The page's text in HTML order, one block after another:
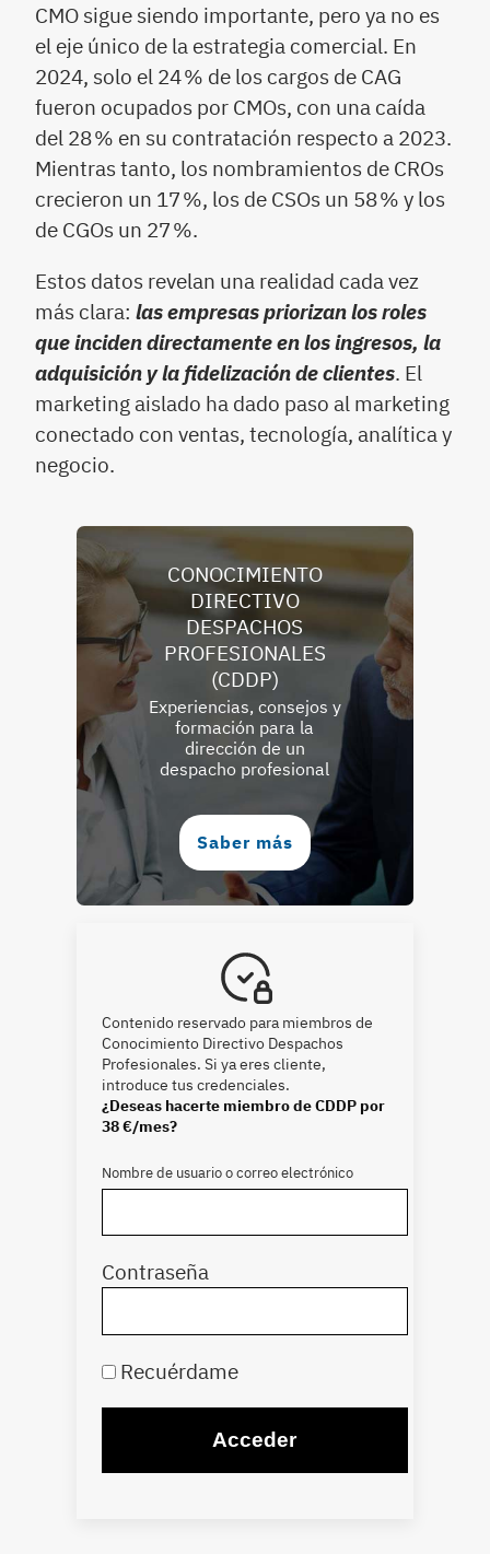
CMO sigue siendo importante, pero ya no es
el eje único de la estrategia comercial. En
2024, solo el 24 % de los cargos de CAG
fueron ocupados por CMOs, con una caída
del 28 % en su contratación respecto a 2023.
Mientras tanto, los nombramientos de CROs
crecieron un 17 %, los de CSOs un 58 % y los
de CGOs un 27 %.
Estos datos revelan una realidad cada vez
más clara: las empresas priorizan los roles
que inciden directamente en los ingresos, la
adquisición y la fidelización de clientes. El
marketing aislado ha dado paso al marketing
conectado con ventas, tecnología, analítica y
negocio.
CONOCIMIENTO
DIRECTIVO
DESPACHOS
PROFESIONALES
(CDDP)
Experiencias, consejos y
formación para la
dirección de un
despacho profesional
Saber más
Contenido reservado para miembros de
Conocimiento Directivo Despachos
Profesionales. Si ya eres cliente,
introduce tus credenciales.
¿Deseas hacerte miembro de CDDP por
38 €/mes?
Nombre de usuario o correo electrónico
Contraseña
Recuérdame